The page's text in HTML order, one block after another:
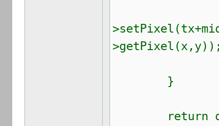
}
return